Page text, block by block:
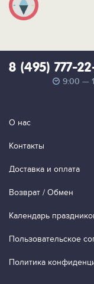
8 (495) 777-
9:00 —
О нас
Контакты
Доставка и оплата
Возврат / Обмен
Календарь
Пользовательское
Политика